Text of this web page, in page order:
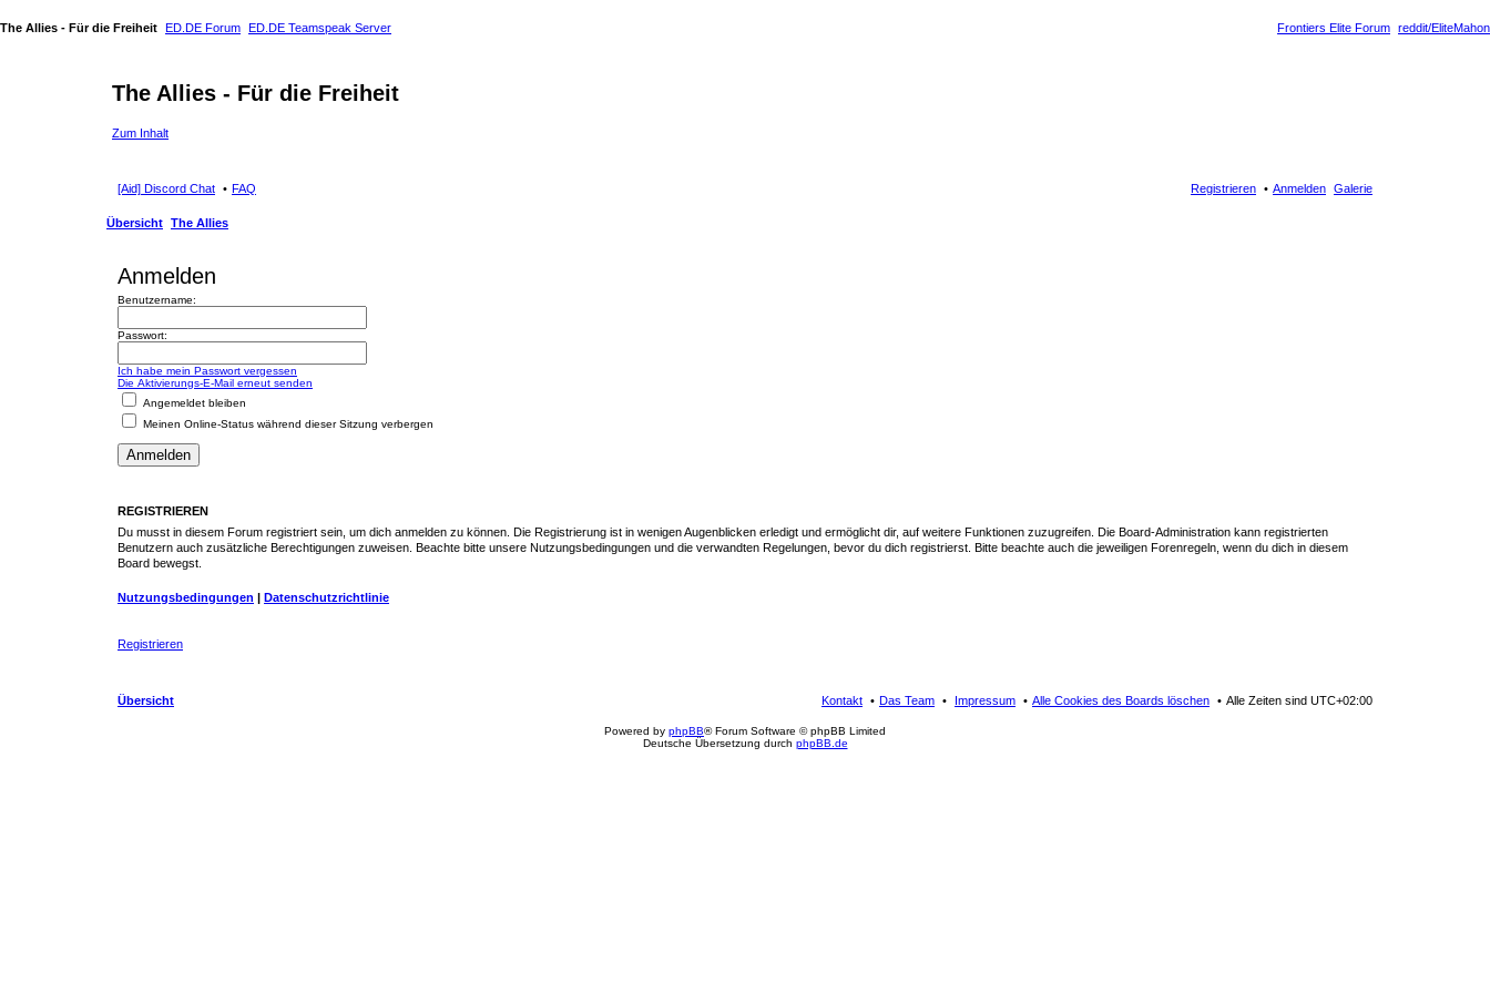
The Allies - Für die Freiheit ED.DE Forum ED.DE Teamspeak Server reddit/EliteMahon
Frontiers Elite Forum
The Allies - Für die Freiheit
Zum Inhalt
[Aid] Discord Chat Galerie
FAQ Anmelden
Registrieren
Übersicht The Allies
Anmelden
Benutzername:
Passwort:
Ich habe mein Passwort vergessen
Die Aktivierungs-E-Mail erneut senden
Angemeldet bleiben
Meinen Online-Status während dieser Sitzung verbergen
REGISTRIEREN
Du musst in diesem Forum registriert sein, um dich anmelden zu können. Die Registrierung ist in wenigen Augenblicken erledigt und ermöglicht dir, auf weitere Funktionen zuzugreifen. Die Board-Administration kann registrierten
Benutzern auch zusätzliche Berechtigungen zuweisen. Beachte bitte unsere Nutzungsbedingungen und die verwandten Regelungen, bevor du dich registrierst. Bitte beachte auch die jeweiligen Forenregeln, wenn du dich in diesem
Board bewegst.
Nutzungsbedingungen | Datenschutzrichtlinie
Registrieren
Übersicht Alle Zeiten sind UTC+02:00
Alle Cookies des Boards löschen
Impressum
Das Team
Kontakt
Powered by phpBB® Forum Software © phpBB Limited
Deutsche Übersetzung durch phpBB.de